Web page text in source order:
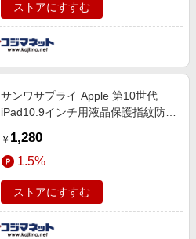
ストアにすすむ
サンワサプライ Apple 第10世代
iPad10.9インチ用液晶保護指紋防止
￥ 1,280
1.5%
ストアにすすむ